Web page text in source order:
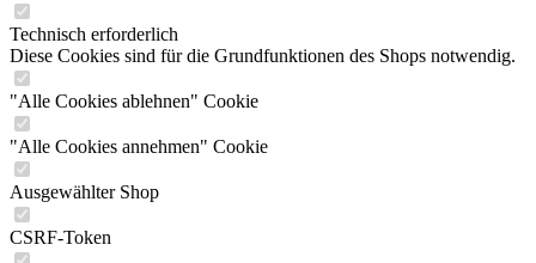
Technisch erforderlich
Diese Cookies sind für die Grundfunktionen des Shops notwendig.
"Alle Cookies ablehnen" Cookie
"Alle Cookies annehmen" Cookie
Ausgewählter Shop
CSRF-Token